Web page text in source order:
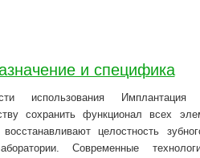
и специфика
использования
сохранить функционал всех
целостность
Современные